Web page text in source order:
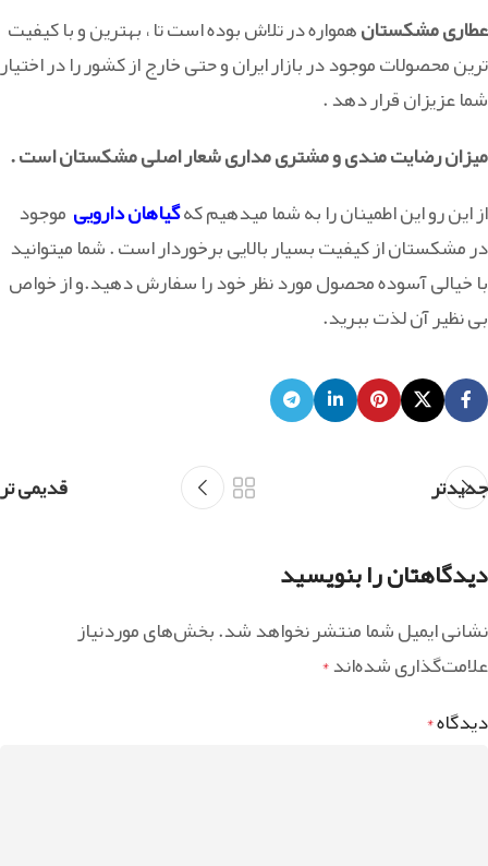
عطاری مشکستانهمواره در تلاش بوده است تا ، بهترین و با کیفیت
ترین محصولات موجود در بازار ایران و حتی خارج از کشور را در اختیار
شما عزیزان قرار دهد .
میزان رضایت مندی و مشتری مداری شعار اصلی مشکستان است .
از این رو این اطمینان را به شما میدهیم کهگیاهان دارویی موجود
در مشکستان از کیفیت بسیار بالایی برخوردار است . شما میتوانید
با خیالی آسوده محصول مورد نظر خود را سفارش دهید.و از خواص
بی نظیر آن لذت ببرید.
جدیدتر قدیمی تر
دیدگاهتان را بنویسید
نشانی ایمیل شما منتشر نخواهد شد.بخش‌های موردنیاز
علامت‌گذاری شده‌اند*
دیدگاه*